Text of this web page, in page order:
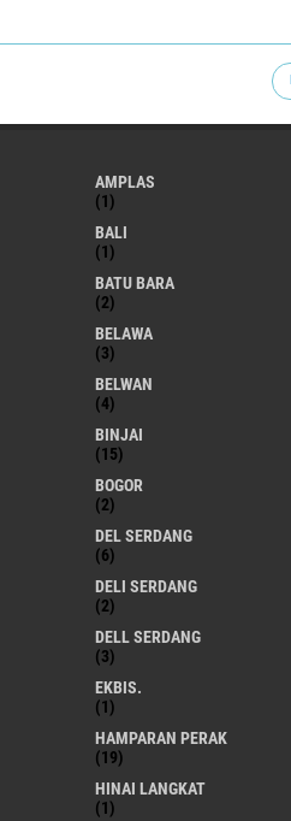
AMPLAS
(1)
BALI
(1)
BATU BARA
(2)
BELAWA
(3)
BELWAN
(4)
BINJAI
(15)
BOGOR
(2)
DEL SERDANG
(6)
DELI SERDANG
(2)
DELL SERDANG
(3)
EKBIS.
(1)
HAMPARAN PERAK
(19)
HINAI LANGKAT
(1)